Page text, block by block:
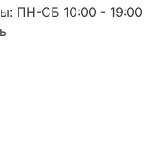
ПН-СБ 10:00 - 19:00